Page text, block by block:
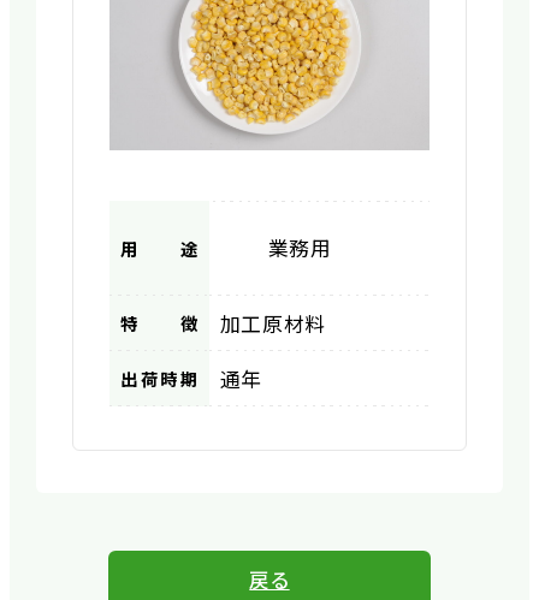
用途 業務用
特徴 加工原材料
出荷時期 通年
戻る